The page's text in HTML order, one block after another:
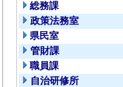
総務課
政策法務室
県民室
管財課
職員課
自治研修所